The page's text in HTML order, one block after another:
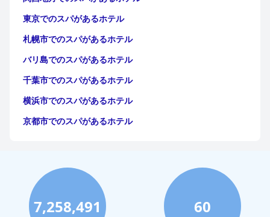
東京でのスパがあるホテル
札幌市でのスパがあるホテル
バリ島でのスパがあるホテル
千葉市でのスパがあるホテル
横浜市でのスパがあるホテル
京都市でのスパがあるホテル
7,258,491 60